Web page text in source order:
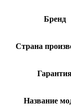
Бренд
Страна
Название